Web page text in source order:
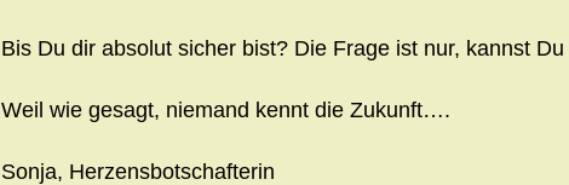
Bis Du dir absolut sicher bist? Die Frage ist nur, kannst
Weil wie gesagt, niemand kennt die Zukunft….
Sonja, Herzensbotschafterin